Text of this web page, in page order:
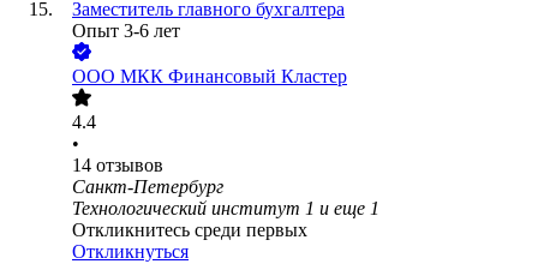
Заместитель главного бухгалтера
Опыт 3-6 лет
ООО МКК Финансовый Кластер
4.4
•
14 отзывов
Санкт-Петербург
Технологический институт 1 и еще 1
Откликнитесь среди первых
Откликнуться